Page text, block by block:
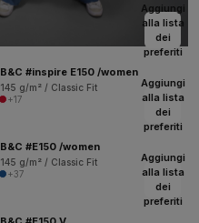
Aggiungi
alla lista
dei
preferiti
B&C #inspire E150 /women
145 g/m² / Classic Fit
+17
Aggiungi
alla lista
dei
preferiti
B&C #E150 /women
145 g/m² / Classic Fit
+37
Aggiungi
alla lista
dei
preferiti